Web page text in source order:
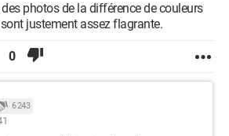
photos de la différence de couleurs
justement assez flagrante.
0
6 243